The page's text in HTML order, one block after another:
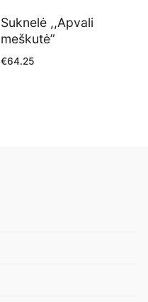
Suknelė ,,Apvali
meškutė”
€64.25